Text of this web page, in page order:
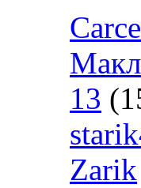
13
Zarik